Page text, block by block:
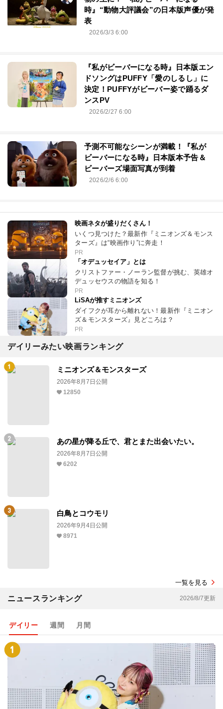
時』“動物大評議会”の日本版声優が発
表
2026/3/3 6:00
『私がビーバーになる時』日本版エン
ドソングはPUFFY「愛のしるし」に
決定！PUFFYがビーバー姿で踊るダ
ンスPV
2026/2/27 6:00
予測不可能なシーンが満載！『私が
ビーバーになる時』日本版本予告＆
ビーバーズ場面写真が到着
2026/2/6 6:00
映画ネタが盛りだくさん！
いくつ見つけた？最新作『ミニオンズ＆モンス
ターズ』は“映画作り”に奔走！
PR
「オデュッセイア」とは
クリストファー・ノーラン監督が挑む、英雄オ
デュッセウスの物語を知る！
PR
LiSAが推すミニオンズ
ダイフクが耳から離れない！最新作『ミニオン
ズ＆モンスターズ』見どころは？
PR
デイリーみたい映画ランキング
ミニオンズ＆モンスターズ
2026年8月7日公開
12850
あの星が降る丘で、君とまた出会いたい。
2026年8月7日公開
6202
白鳥とコウモリ
2026年9月4日公開
8971
一覧を見る
ニュースランキング 2026/8/7更新
デイリー 週間 月間